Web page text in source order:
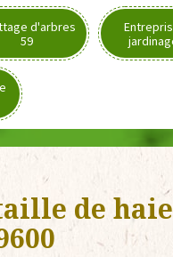
d'arbres
59
de haie